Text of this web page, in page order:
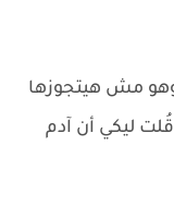
مش هيتجوزها
ليكي أن آدم